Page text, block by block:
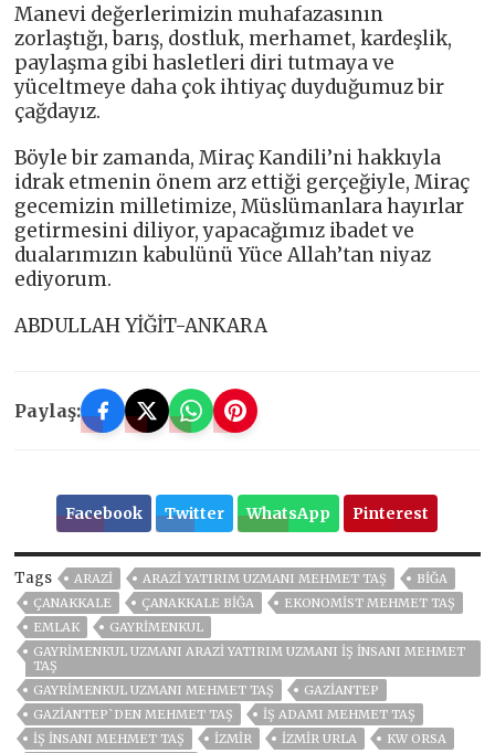
Manevi değerlerimizin muhafazasının
zorlaştığı, barış, dostluk, merhamet, kardeşlik,
paylaşma gibi hasletleri diri tutmaya ve
yüceltmeye daha çok ihtiyaç duyduğumuz bir
çağdayız.
Böyle bir zamanda, Miraç Kandili’ni hakkıyla
idrak etmenin önem arz ettiği gerçeğiyle, Miraç
gecemizin milletimize, Müslümanlara hayırlar
getirmesini diliyor, yapacağımız ibadet ve
dualarımızın kabulünü Yüce Allah’tan niyaz
ediyorum.
ABDULLAH YİĞİT-ANKARA
Paylaş:
Facebook Twitter WhatsApp Pinterest
Tags ARAZI ARAZI YATIRIM UZMANI MEHMET TAŞ
BIĞA
ÇANAKKALE
ÇANAKKALE BİĞA
EKONOMIST MEHMET TAŞ
EMLAK
GAYRİMENKUL
GAYRIMENKUL UZMANI ARAZI YATIRIM UZMANI İŞ İNSANI MEHMET
TAŞ
GAYRIMENKUL UZMANI MEHMET TAŞ
GAZIANTEP
GAZİANTEP`DEN MEHMET TAŞ
İŞ ADAMI MEHMET TAŞ
IŞ INSANI MEHMET TAŞ
İZMIR İZMIR URLA
KW ORSA